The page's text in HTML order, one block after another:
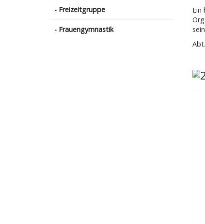
Ein
- Freizeitgruppe
- Frauengymnastik